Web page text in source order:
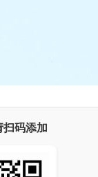
扫码添加